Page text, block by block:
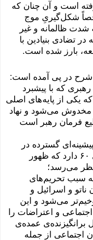
است و آن چنان که
شکل‌گیریِ موج
شدت ظالمانه و غیر
تضادی بنیادین با
بارز شده است.
شرح در پی آمده است:
که با پیشبرد
یکی از پایه‌های اصلی
می‌شود و نهاد
فرمان رهبر است
گسترده در
تولید خشونت در سال‌های دهه‌ی ۶۰ دارد که ظهور
می‌رسد؛
سبب تحریم‌های
و اسرائیل و
می‌شود و این
و اعتراضات را
عمده‌ی
اجتماعی از جمله